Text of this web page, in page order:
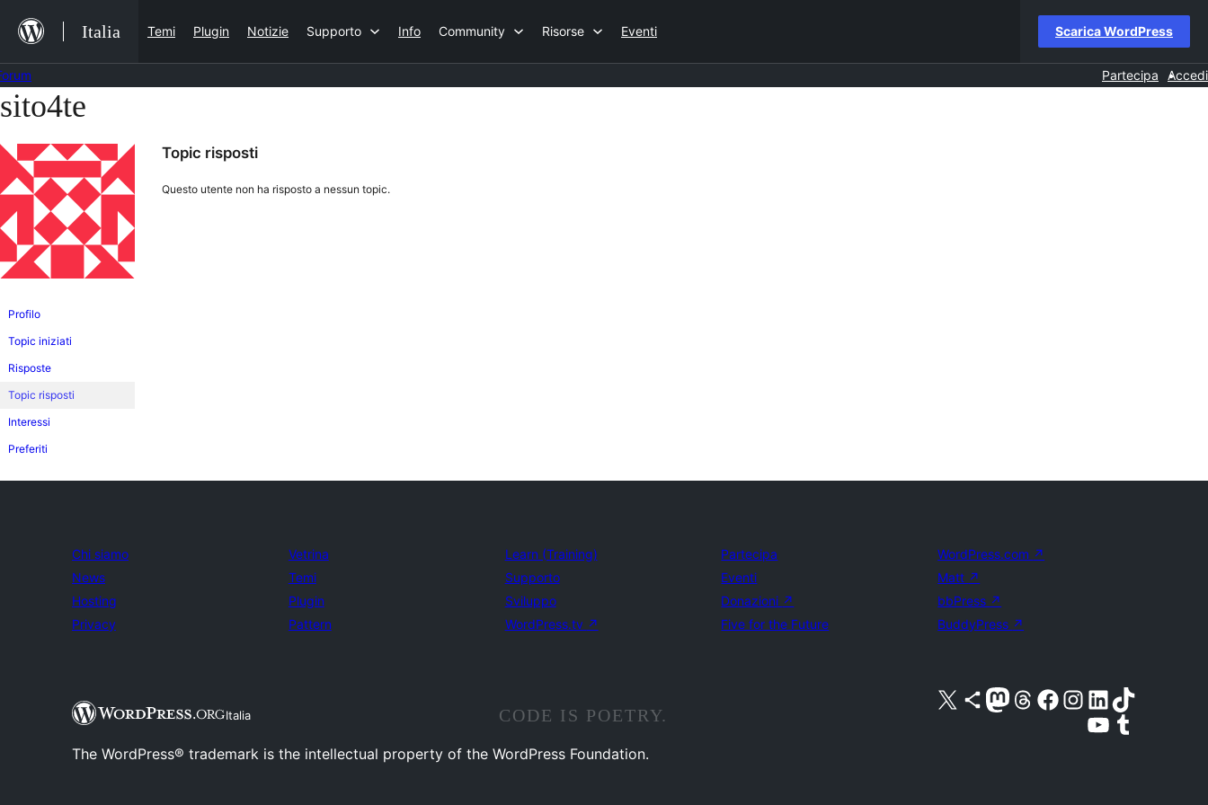
contenuto
Italia Temi Plugin Notizie Supporto Info Community Risorse Eventi Scarica WordPress
Partecipa Accedi
Vai
contenuto
sito4te
Profilo
Topic iniziati
Risposte
Topic risposti
Interessi
Preferiti
Topic risposti
Questo utente non ha risposto a nessun topic.
Chi siamo
News
Hosting
Privacy
Vetrina
Temi
Plugin
Pattern
Learn (Training)
Supporto
Sviluppo
WordPress.tv ↗
Partecipa
Eventi
Donazioni ↗
Five for the Future
WordPress.com ↗
Matt ↗
bbPress ↗
BuddyPress ↗
Italia
Visita il nostro account X (ex Twitter)
Visita il nostro account Bluesky
Visita il nostro account Mastodon
Visita il nostro account Threads
Visita la nostra pagina Facebook
Visita il nostro account Instagram
Visita il nostro account LinkedIn
Visita il nostro account TikTok
Visita il nostro canale YouTube
Visita il nostro account Tumblr
CODE IS POETRY.
The WordPress® trademark is the intellectual property of the WordPress Foundation.